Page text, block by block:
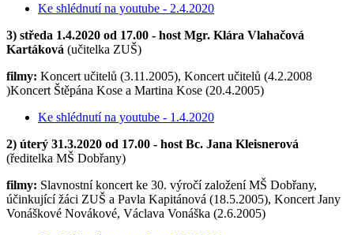
Ke shlédnutí na youtube - 2.4.2020
3) středa 1.4.2020 od 17.00 - host Mgr. Klára Vlahačová
Kartáková (učitelka ZUŠ)
filmy: Koncert učitelů (3.11.2005), Koncert učitelů (4.2.2008
)Koncert Štěpána Kose a Martina Kose (20.4.2005)
Ke shlédnutí na youtube - 1.4.2020
2) úterý 31.3.2020 od 17.00 - host Bc. Jana Kleisnerová
(ředitelka MŠ Dobřany)
filmy: Slavnostní koncert ke 30. výročí založení MŠ Dobřany,
účinkující žáci ZUŠ a Pavla Kapitánová (18.5.2005), Koncert Jany
Vonáškové Novákové, Václava Vonáška (2.6.2005)